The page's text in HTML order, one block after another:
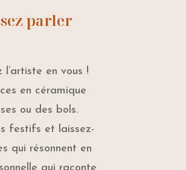
parler
en vous !
en céramique
ou des bols.
festifs et laissez-
qui résonnent en
qui raconte